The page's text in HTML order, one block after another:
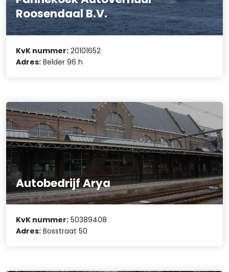
Roosendaal B.V.
KvK nummer: 20101652
Adres: Belder 96 h
Autobedrijf Arya
KvK nummer: 50389408
Adres: Bosstraat 50